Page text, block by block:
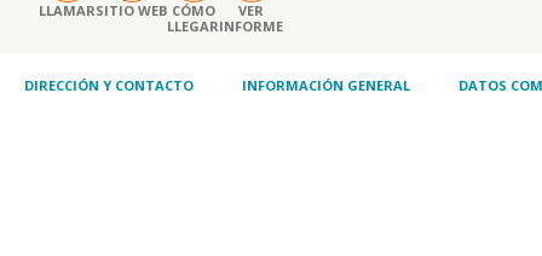
LLAMARSITIO WEB CÓMO
LLEGAR
VER
INFORME
DIRECCIÓN Y CONTACTO INFORMACIÓN GENERAL DATOS